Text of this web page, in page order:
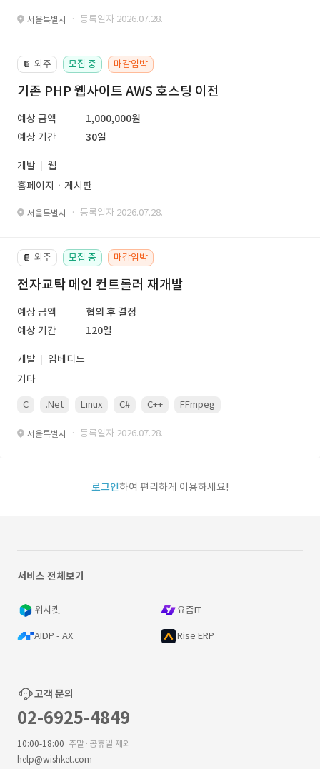
서울특별시 · 등록일자 2026.07.28.
📔 외주 모집 중 마감임박
기존 PHP 웹사이트 AWS 호스팅 이전
예상 금액
1,000,000원
예상 기간
30일
개발
웹
홈페이지ㆍ게시판
서울특별시 · 등록일자 2026.07.28.
📔 외주 모집 중 마감임박
전자교탁 메인 컨트롤러 재개발
예상 금액
협의 후 결정
예상 기간
120일
개발
임베디드
기타
C .Net Linux C# C++ FFmpeg
서울특별시 · 등록일자 2026.07.28.
로그인하여 편리하게 이용하세요!
서비스 전체보기
위시켓 요즘IT
AIDP - AX Rise ERP
고객 문의
02-6925-4849
10:00-18:00 주말·공휴일 제외
help@wishket.com